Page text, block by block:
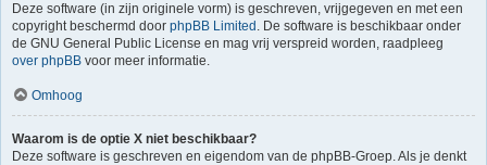
Deze software (in zijn originele vorm) is geschreven, vrijgegeven en met een
copyright beschermd door phpBB Limited . De software is beschikbaar onder
de GNU General Public License en mag vrij verspreid worden, raadpleeg
over phpBB voor meer informatie.
Omhoog
Waarom is de optie X niet beschikbaar?
Deze software is geschreven en eigendom van de phpBB-Groep. Als je denkt